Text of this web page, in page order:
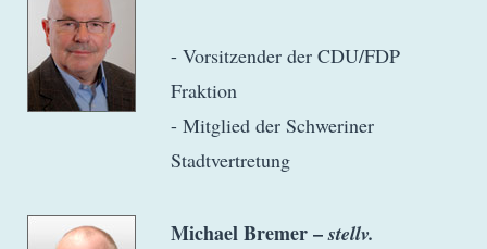
- Vorsitzender der CDU/FDP
Fraktion
- Mitglied der Schweriner
Stadtvertretung
Michael Bremer –stellv.